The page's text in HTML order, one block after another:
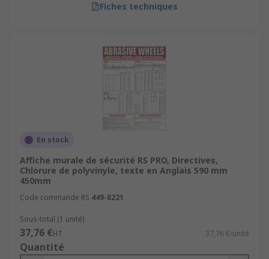
Fiches techniques
En stock
Affiche murale de sécurité RS PRO, Directives,
Chlorure de polyvinyle, texte en Anglais 590 mm
450mm
Code commande RS 449-8221
Sous-total (1 unité)
37,76 €HT 37,76 €/unité
Quantité